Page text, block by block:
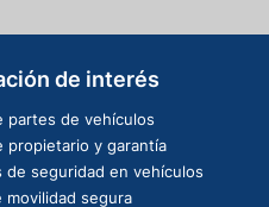
de interés
partes de vehículos
propietario y garantía
de seguridad en vehículos
movilidad segura